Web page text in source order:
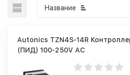
Название
Autonics TZN4S-14R
(ПИД) 100-250V AC